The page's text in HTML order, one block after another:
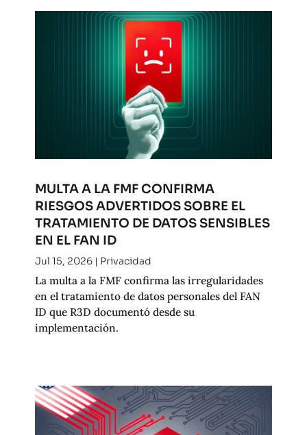
MULTA A LA FMF CONFIRMA
RIESGOS ADVERTIDOS SOBRE EL
TRATAMIENTO DE DATOS SENSIBLES
EN EL FAN ID
Jul 15, 2026| Privacidad
La multa a la FMF confirma las irregularidades
en el tratamiento de datos personales del FAN
ID que R3D documentó desde su
implementación.